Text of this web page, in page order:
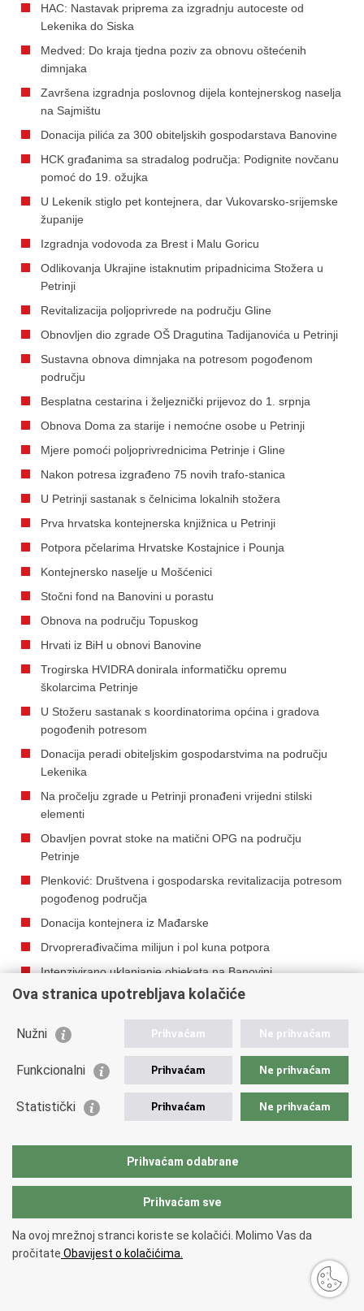
HAC: Nastavak priprema za izgradnju autoceste od
Lekenika do Siska
Medved: Do kraja tjedna poziv za obnovu oštećenih
dimnjaka
Završena izgradnja poslovnog dijela kontejnerskog naselja
na Sajmištu
Donacija pilića za 300 obiteljskih gospodarstava Banovine
HCK građanima sa stradalog područja: Podignite novčanu
pomoć do 19. ožujka
U Lekenik stiglo pet kontejnera, dar Vukovarsko-srijemske
županije
Izgradnja vodovoda za Brest i Malu Goricu
Odlikovanja Ukrajine istaknutim pripadnicima Stožera u
Petrinji
Revitalizacija poljoprivrede na području Gline
Obnovljen dio zgrade OŠ Dragutina Tadijanovića u Petrinji
Sustavna obnova dimnjaka na potresom pogođenom
području
Besplatna cestarina i željeznički prijevoz do 1. srpnja
Obnova Doma za starije i nemoćne osobe u Petrinji
Mjere pomoći poljoprivrednicima Petrinje i Gline
Nakon potresa izgrađeno 75 novih trafo-stanica
U Petrinji sastanak s čelnicima lokalnih stožera
Prva hrvatska kontejnerska knjižnica u Petrinji
Potpora pčelarima Hrvatske Kostajnice i Pounja
Kontejnersko naselje u Mošćenici
Stočni fond na Banovini u porastu
Obnova na području Topuskog
Hrvati iz BiH u obnovi Banovine
Trogirska HVIDRA donirala informatičku opremu
školarcima Petrinje
U Stožeru sastanak s koordinatorima općina i gradova
pogođenih potresom
Donacija peradi obiteljskim gospodarstvima na području
Lekenika
Na pročelju zgrade u Petrinji pronađeni vrijedni stilski
elementi
Obavljen povrat stoke na matični OPG na području
Petrinje
Plenković: Društvena i gospodarska revitalizacija potresom
pogođenog područja
Donacija kontejnera iz Mađarske
Drvoprerađivačima milijun i pol kuna potpora
Intenzivirano uklanjanje objekata na Banovini
Potpora stočarima na području Banovine
Stožer za otklanjanje posljedica potresa u Hrvatskoj
Kostajnici
Besplatno cijepljenje i liječenje životinja na potresom
pogođenim područjima
potresom
pogođenima potresom
Mikro poduzetnicima iz Sisačko-moslavačke županije do
30.000 kuna za saniranje posljedica potresa
Ova stranica upotrebljava kolačiće
Nužni Prihvaćam Ne prihvaćam
Funkcionalni Prihvaćam Ne prihvaćam
Statistički Prihvaćam Ne prihvaćam
Prihvaćam odabrane
Prihvaćam sve
Na ovoj mrežnoj stranci koriste se kolačići. Molimo Vas da
pročitate Obavijest o kolačićima.